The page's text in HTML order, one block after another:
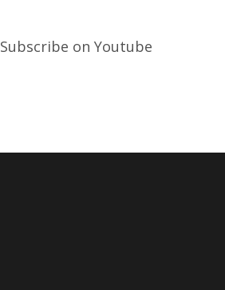
Subscribe on Youtube